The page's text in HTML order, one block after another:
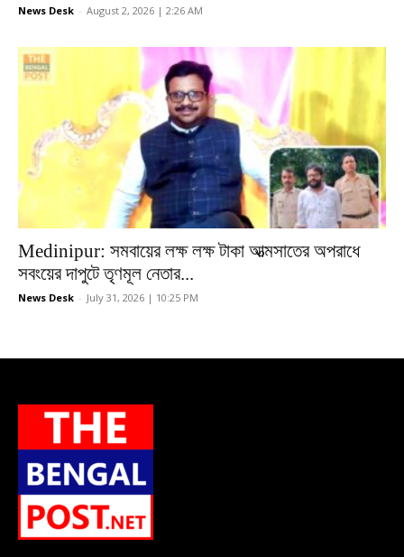
News Desk - August 2, 2026 | 2:26 AM
Medinipur: সমবায়ের লক্ষ লক্ষ টাকা আত্মসাতের অপরাধে
সবংয়ের দাপুটে তৃণমূল নেতার...
News Desk - July 31, 2026 | 10:25 PM